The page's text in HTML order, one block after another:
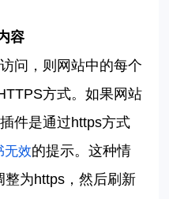
容
访问，则网站中的每个
方式。如果网站
插件是通过https方式
无效的提示。这种情
整为https ，然后刷新